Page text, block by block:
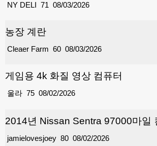
71
NY DELI 08/03/2026
농장 계란
60
Cleaer Farm 08/03/2026
게임용 4k 화질 영상 컴퓨터
75
울라 08/02/2026
2014년 Nissan Sentra 97000마일
80
jamielovesjoey 08/02/2026